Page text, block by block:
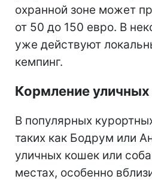
охранной зоне может
от 50 до 150 евро. В
уже действуют
кемпинг.
Кормление
В популярных
таких как Бодрум или
уличных кошек или
местах, особенно